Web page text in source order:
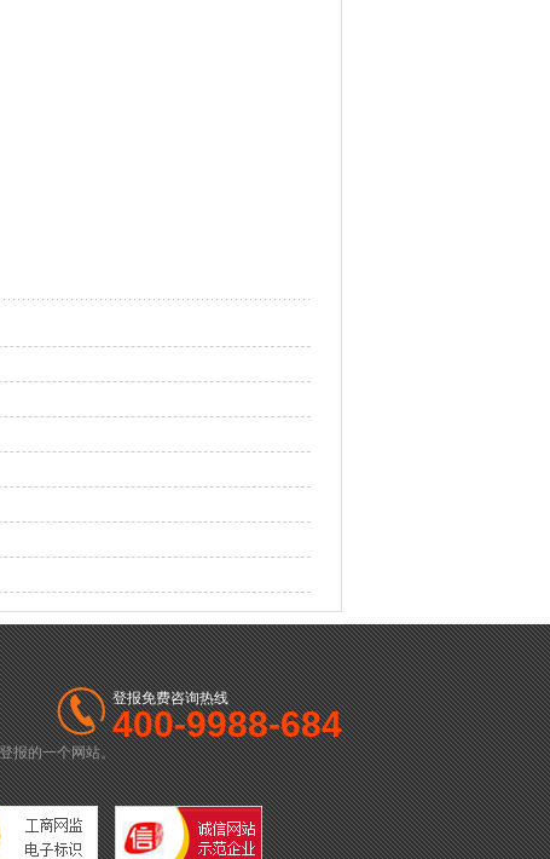
报的一个网站。
登报免费咨询热线
400-9988-684